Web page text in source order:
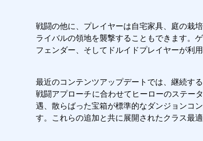
戦闘の他に、プレイヤーは自宅家具、庭の栽
ライバルの領地を襲撃することもできます。
フェンダー、そしてドルイドプレイヤーが利
最近のコンテンツアップデートでは、継続す
戦闘アプローチに合わせてヒーローのステー
遇、散らばった宝箱が標準的なダンジョンコ
す。これらの追加と共に展開されたクラス最